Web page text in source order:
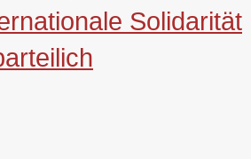
Solidarität